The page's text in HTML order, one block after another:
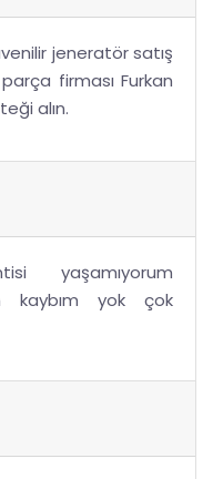
jeneratör satış
firması Furkan
alın.
yaşamıyorum
kaybım yok çok